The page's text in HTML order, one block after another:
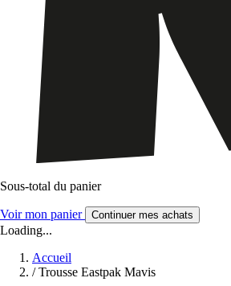
Sous-total du panier
Voir mon panier Continuer mes achats
Loading...
Accueil
/ Trousse Eastpak Mavis